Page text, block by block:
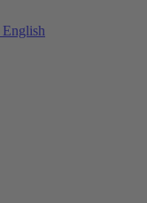
English